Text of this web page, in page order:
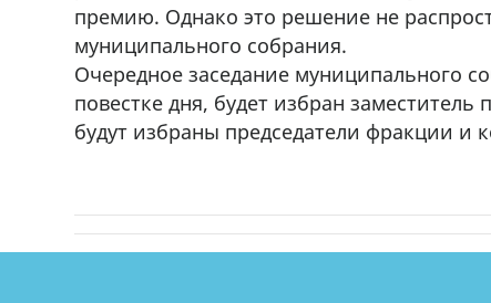
премию. Однако это решение не
муниципального собрания.
Очередное заседание муниципального
повестке дня, будет избран
будут избраны председатели фракции и